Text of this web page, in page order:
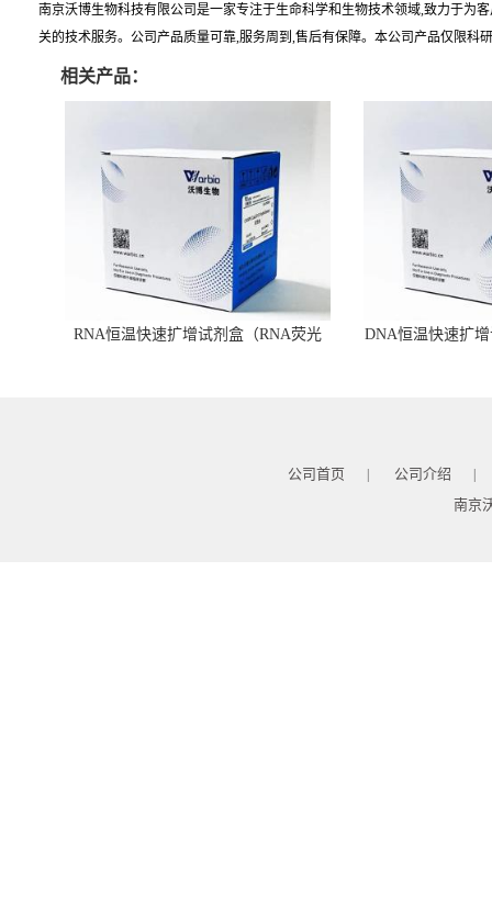
南京沃博生物科技有限公司是一家专注于生命科学和生物技术领域,致力于为
关的技术服务。公司产品质量可靠,服务周到,售后有保障。本公司产品仅限科
相关产品：
RNA恒温快速扩增试剂盒（RNA荧光
DNA恒温快速扩
公司首页 | 公司介绍 |
南京